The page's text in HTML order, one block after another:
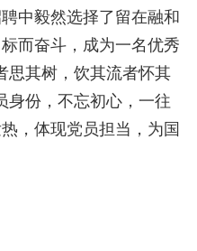
中毅然选择了留在融和
而奋斗，成为一名优秀
思其树，饮其流者怀其
身份，不忘初心，一往
，体现党员担当，为国